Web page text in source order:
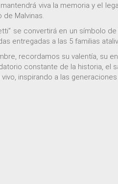
viva la memoria y el
Malvinas.
se convertirá en un símbolo
entregadas a las 5 familias
recordamos su valentía, su
constante de la historia, el
inspirando a las